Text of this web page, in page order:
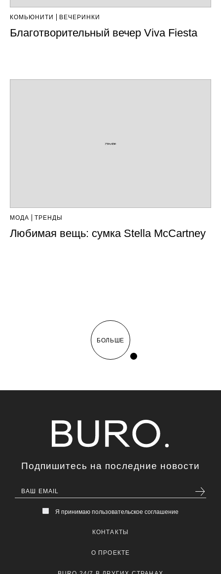
КОМЬЮНИТИ ВЕЧЕРИНКИ
Благотворительный вечер Viva Fiesta
МОДА ТРЕНДЫ
Любимая вещь: сумка Stella McCartney
БОЛЬШЕ
Подпишитесь на последние новости
Я принимаю пользовательское соглашение
КОНТАКТЫ
О ПРОЕКТЕ